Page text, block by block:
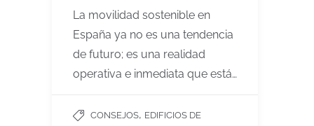
La movilidad sostenible en
España ya no es una tendencia
de futuro; es una realidad
operativa e inmediata que está…
CONSEJOS, EDIFICIOS DE